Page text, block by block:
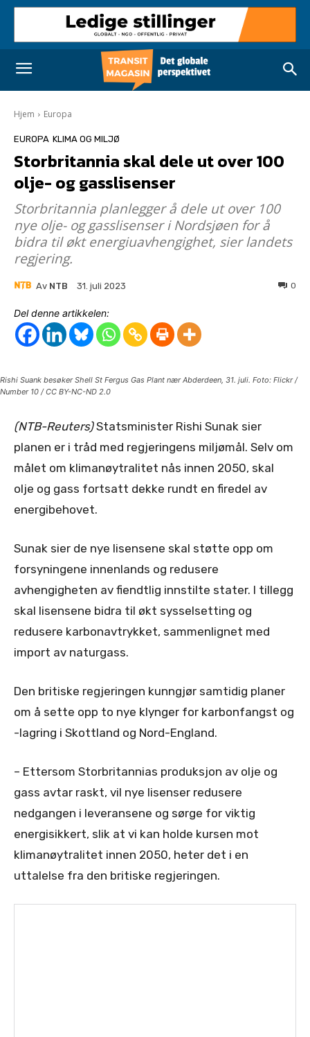
Hjem Europa
EUROPA KLIMA OG MILJØ
Storbritannia skal dele ut over 100
olje- og gasslisenser
Storbritannia planlegger å dele ut over 100
nye olje- og gasslisenser i Nordsjøen for å
bidra til økt energiuavhengighet, sier landets
regjering.
Av NTB 31. juli 2023 0
Del denne artikkelen:
Rishi Suank besøker Shell St Fergus Gas Plant nær Abderdeen, 31. juli. Foto: Flickr /
Number 10 / CC BY-NC-ND 2.0
(NTB-Reuters)Statsminister Rishi Sunak sier
planen er i tråd med regjeringens miljømål. Selv om
målet om klimanøytralitet nås innen 2050, skal
olje og gass fortsatt dekke rundt en firedel av
energibehovet.
Sunak sier de nye lisensene skal støtte opp om
forsyningene innenlands og redusere
avhengigheten av fiendtlig innstilte stater. I tillegg
skal lisensene bidra til økt sysselsetting og
redusere karbonavtrykket, sammenlignet med
import av naturgass.
Den britiske regjeringen kunngjør samtidig planer
om å sette opp to nye klynger for karbonfangst og
-lagring i Skottland og Nord-England.
– Ettersom Storbritannias produksjon av olje og
gass avtar raskt, vil nye lisenser redusere
nedgangen i leveransene og sørge for viktig
energisikkert, slik at vi kan holde kursen mot
klimanøytralitet innen 2050, heter det i en
uttalelse fra den britiske regjeringen.